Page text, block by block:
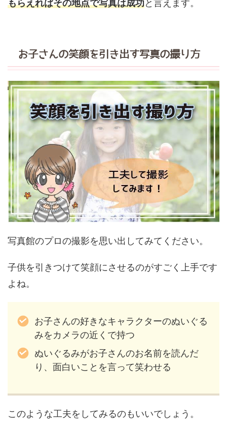
もらえればその地点で写真は成功と言えます。
お子さんの笑顔を引き出す写真の撮り方
写真館のプロの撮影を思い出してみてください。
子供を引きつけて笑顔にさせるのがすごく上手です
よね。
お子さんの好きなキャラクターのぬいぐる
みをカメラの近くで持つ
ぬいぐるみがお子さんのお名前を読んだ
り、面白いことを言って笑わせる
このような工夫をしてみるのもいいでしょう。